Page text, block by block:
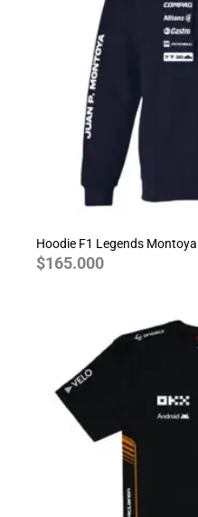
Hoodie F1 Legends Montoya
$165.000